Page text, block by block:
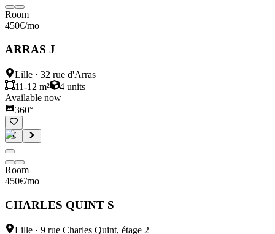
Room
450€/mo
ARRAS J
Lille · 32 rue d'Arras
11-12 m²
4 units
Available now
360°
Room
450€/mo
CHARLES QUINT S
Lille · 9 rue Charles Quint, étage 2